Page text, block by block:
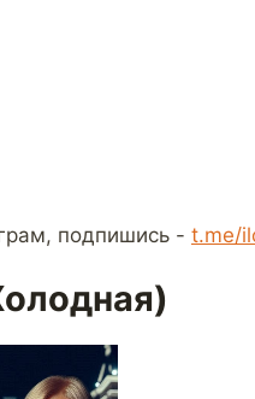
подпишись - t.me/